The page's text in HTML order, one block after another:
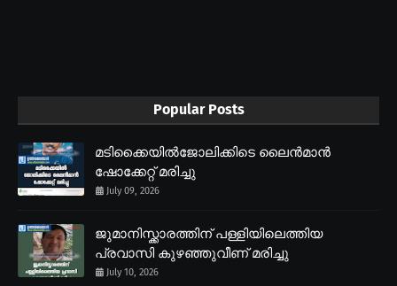
Popular Posts
മടിക്കൈയിൽജോലിക്കിടെ ലൈൻമാൻ
ഷോക്കേറ്റ് മരിച്ചു
July 09, 2026
ജുമാനിസ്ക്കാരത്തിന് പള്ളിയിലെത്തിയ
പ്രവാസി കുഴഞ്ഞുവീണ് മരിച്ചു
July 10, 2026